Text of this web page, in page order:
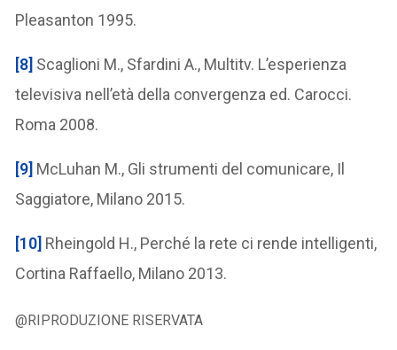
Pleasanton 1995.
[8] Scaglioni M., Sfardini A., Multitv. L’esperienza
televisiva nell’età della convergenza ed. Carocci.
Roma 2008.
[9] McLuhan M., Gli strumenti del comunicare, Il
Saggiatore, Milano 2015.
[10] Rheingold H., Perché la rete ci rende intelligenti,
Cortina Raffaello, Milano 2013.
@RIPRODUZIONE RISERVATA